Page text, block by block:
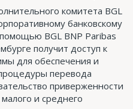
комитета BGL
банковскому
BGL BNP Paribas
получит доступ к
для обеспечения и
перевода
приверженности
и среднего